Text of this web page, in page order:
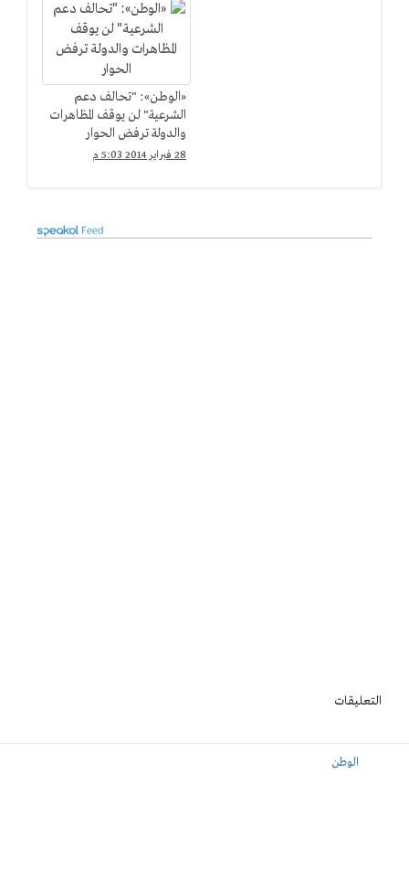
«الوطن»: "تحالف دعم
الشرعية" لن يوقف المظاهرات
والدولة ترفض الحوار
28 فبراير 2014 5:03 م
التعليقات
الوطن